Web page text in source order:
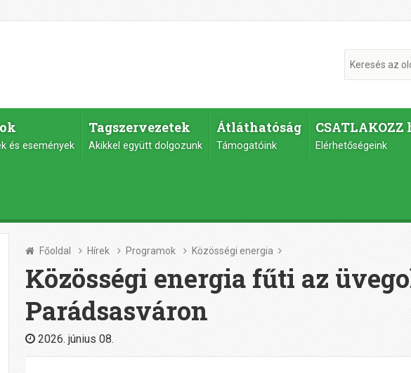
és események
Tagszervezetek
Akikkel együtt dolgozunk
Átláthatóság
Támogatóink Elérhetőségeink
Főoldal Hírek Programok Közösségi energia
Közösségi energia fűti az
Parádsasváron
2026. június 08.